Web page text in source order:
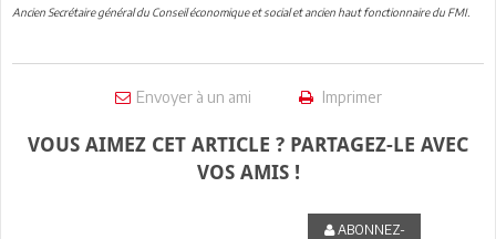
Ancien Secrétaire général du Conseil économique et social et ancien haut fonctionnaire du FMI.
Envoyer à un ami Imprimer
VOUS AIMEZ CET ARTICLE ? PARTAGEZ-LE AVEC
VOS AMIS !
ABONNEZ-